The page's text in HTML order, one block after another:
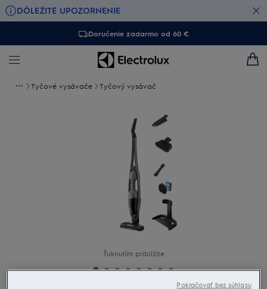
DÔLEŽITÉ UPOZORNENIE
Doručenie zadarmo od 60 €
Tyčové vysávače Tyčový vysávač
Ťuknutím priblížite
Pokračovať bez súhlasu